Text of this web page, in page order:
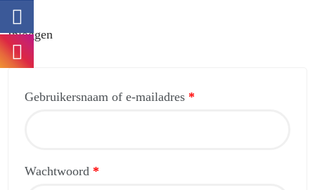
Inloggen
Gebruikersnaam of e-mailadres *
Wachtwoord *